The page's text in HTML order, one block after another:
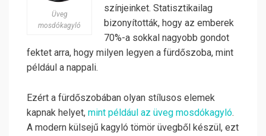
Üveg
mosdókagyló
színjeinket. Statisztikailag
bizonyították, hogy az emberek
70%-a sokkal nagyobb gondot
fektet arra, hogy milyen legyen a fürdőszoba, mint
például a nappali.
Ezért a fürdőszobában olyan stílusos elemek
kapnak helyet, mint például az üveg mosdókagyló.
A modern külsejű kagyló tömör üvegből készül, ezt